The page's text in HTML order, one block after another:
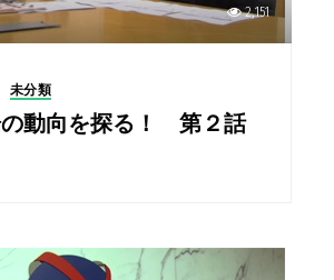
2,151
未分類
の動向を探る！ 第２話